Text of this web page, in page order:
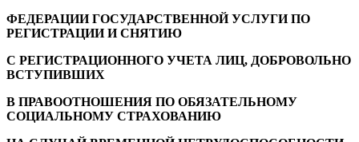
ФЕДЕРАЦИИ ГОСУДАРСТВЕННОЙ УСЛУГИ ПО
РЕГИСТРАЦИИ И СНЯТИЮ
С РЕГИСТРАЦИОННОГО УЧЕТА ЛИЦ, ДОБРОВОЛЬНО
ВСТУПИВШИХ
В ПРАВООТНОШЕНИЯ ПО ОБЯЗАТЕЛЬНОМУ
СОЦИАЛЬНОМУ СТРАХОВАНИЮ